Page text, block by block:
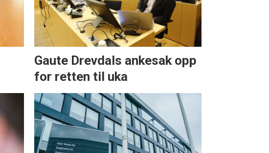
Gaute Drevdals ankesak opp
for retten til uka